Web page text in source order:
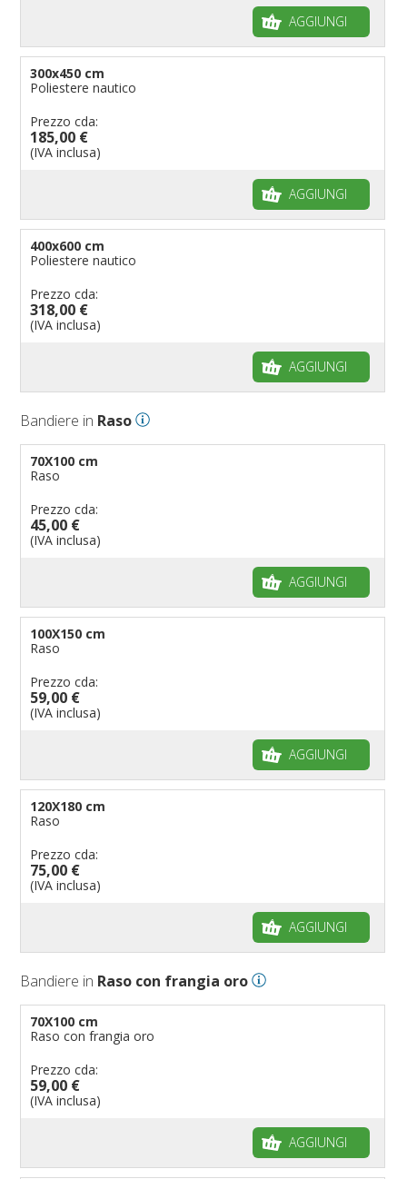
AGGIUNGI
300x450 cm
Poliestere nautico
Prezzo cda:
185,00 €
(IVA inclusa)
AGGIUNGI
400x600 cm
Poliestere nautico
Prezzo cda:
318,00 €
(IVA inclusa)
AGGIUNGI
Bandiere in Raso
70X100 cm
Raso
Prezzo cda:
45,00 €
(IVA inclusa)
AGGIUNGI
100X150 cm
Raso
Prezzo cda:
59,00 €
(IVA inclusa)
AGGIUNGI
120X180 cm
Raso
Prezzo cda:
75,00 €
(IVA inclusa)
AGGIUNGI
Bandiere in Raso con frangia oro
70X100 cm
Raso con frangia oro
Prezzo cda:
59,00 €
(IVA inclusa)
AGGIUNGI